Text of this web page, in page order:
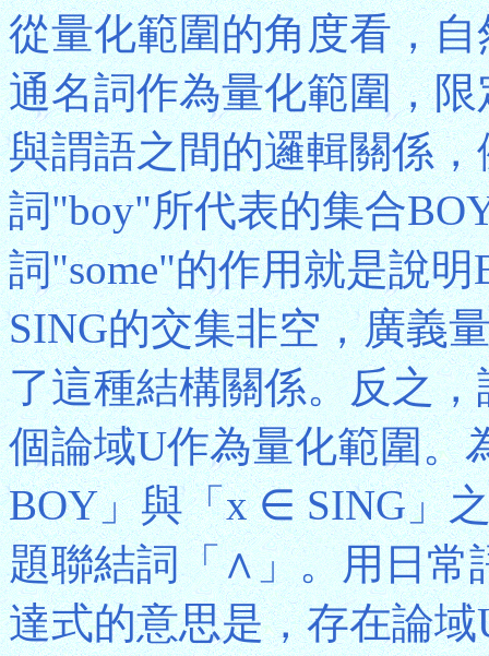
從量化範圍的角度看，
通名詞作為量化範圍，
與謂語之間的邏輯關係
詞"boy"所代表的集合
詞"some"的作用就是說
SING的交集非空，廣義
了這種結構關係。反之
個論域U作為量化範圍
BOY」與「x ∈ SING」
題聯結詞「∧」。用日常
達式的意思是，存在論